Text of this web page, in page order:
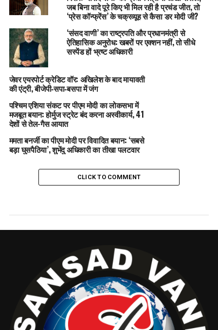
जब बिना वादे पूरे किए भी मिल रही है प्रचंड जीत, तो
‘प्रेस कॉन्फ्रेंस’ के चक्रव्यूह से कैसा डर मोदी जी?
‘संसद वाणी’ का राष्ट्रपति और प्रधानमंत्री से
ऐतिहासिक अनुरोध: खबरों पर एक्शन नहीं, तो सीधे
सस्पेंड हों भ्रष्ट अधिकारी
जेवर एयरपोर्ट क्रेडिट वॉर: अखिलेश के बाद मायावती
की एंट्री, बीजेपी‑सपा‑बसपा में जंग
पश्चिम एशिया संकट पर पीएम मोदी का लोकसभा में
मजबूत बयान: होर्मुज स्ट्रेट बंद करना अस्वीकार्य, 41
देशों से तेल-गैस आयात
ममता बनर्जी का पीएम मोदी पर विवादित बयान: ‘सबसे
बड़ा घुसपैठिया’, शुभेंदु अधिकारी का तीखा पलटवार
CLICK TO COMMENT